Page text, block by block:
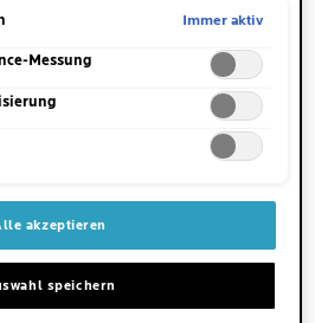
HYALU B5
BOOSTER
jederzeit unter dem Link "Cookie-
Immer aktiv
Messung
akzeptieren
speichern